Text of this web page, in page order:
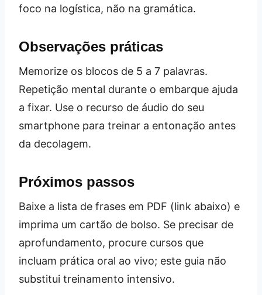
foco na logística, não na gramática.
Observações práticas
Memorize os blocos de 5 a 7 palavras.
Repetição mental durante o embarque ajuda
a fixar. Use o recurso de áudio do seu
smartphone para treinar a entonação antes
da decolagem.
Próximos passos
Baixe a lista de frases em PDF (link abaixo) e
imprima um cartão de bolso. Se precisar de
aprofundamento, procure cursos que
incluam prática oral ao vivo; este guia não
substitui treinamento intensivo.